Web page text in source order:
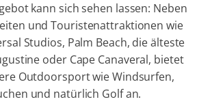
kann sich sehen lassen: Neben
und Touristenattraktionen wie
Studios, Palm Beach, die älteste
oder Cape Canaveral, bietet
Outdoorsport wie Windsurfen,
und natürlich Golf an.